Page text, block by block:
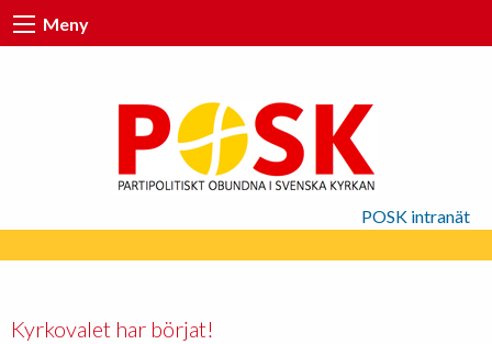
Meny
POSK intranät
Kyrkovalet har börjat!